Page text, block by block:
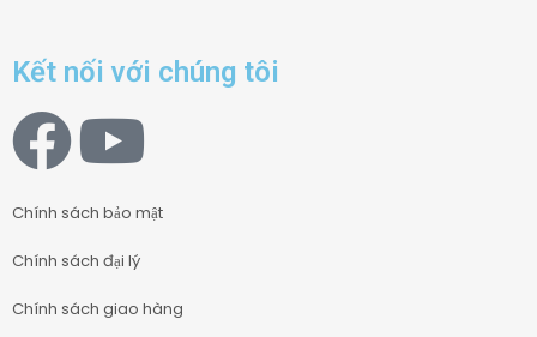
Kết nối với chúng tôi
Chính sách bảo mật
Chính sách đại lý
Chính sách giao hàng